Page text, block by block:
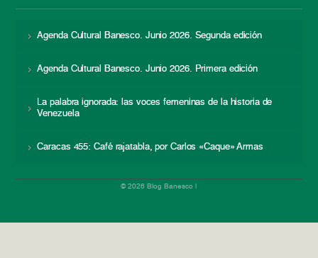
Agenda Cultural Banesco. Junio 2026. Segunda edición
Agenda Cultural Banesco. Junio 2026. Primera edición
La palabra ignorada: las voces femeninas de la historia de
Venezuela
Caracas 455: Café rajatabla, por Carlos «Caque» Armas
© 2026 Blog Banesco |